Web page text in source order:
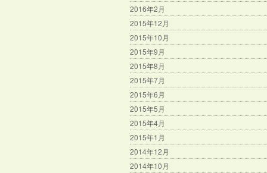
2016年2月
2015年12月
2015年10月
2015年9月
2015年8月
2015年7月
2015年6月
2015年5月
2015年4月
2015年1月
2014年12月
2014年10月